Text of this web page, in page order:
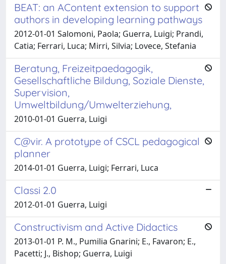
BEAT: an AContent extension to support
authors in developing learning pathways
2012-01-01 Salomoni, Paola; Guerra, Luigi; Prandi,
Catia; Ferrari, Luca; Mirri, Silvia; Lovece, Stefania
Beratung, Freizeitpaedagogik,
Gesellschaftliche Bildung, Soziale Dienste,
Supervision,
Umweltbildung/Umwelterziehung,
2010-01-01 Guerra, Luigi
C@vir. A prototype of CSCL pedagogical
planner
2014-01-01 Guerra, Luigi; Ferrari, Luca
Classi 2.0
2012-01-01 Guerra, Luigi
Constructivism and Active Didactics
2013-01-01 P. M., Pumilia Gnarini; E., Favaron; E.,
Pacetti; J., Bishop; Guerra, Luigi